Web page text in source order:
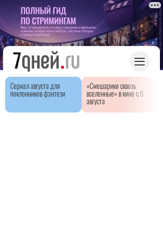
Сериал августа для
поклонников фэнтези
«Смешарики сквозь
вселенные» в кино с 6
августа